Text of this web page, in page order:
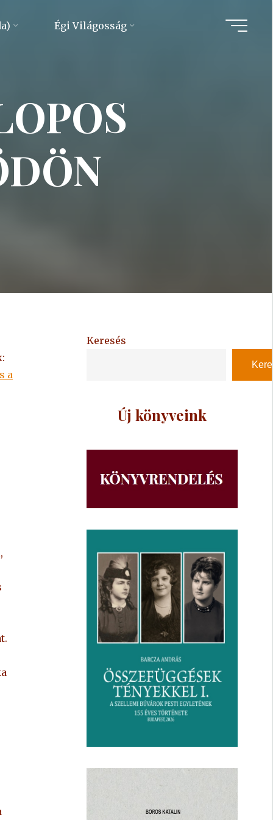
Égi Világosság
a
Keresés
Új könyveink